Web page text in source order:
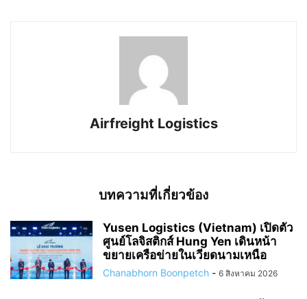
Airfreight Logistics
บทความที่เกี่ยวข้อง
Yusen Logistics (Vietnam) เปิดตัว
ศูนย์โลจิสติกส์ Hung Yen เดินหน้า
ขยายเครือข่ายในเวียดนามเหนือ
Chanabhorn Boonpetch - 6 สิงหาคม 2026